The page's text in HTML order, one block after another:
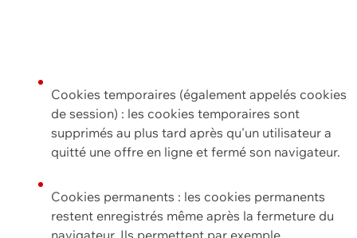
Cookies temporaires (également appelés cookies
de session) : les cookies temporaires sont
supprimés au plus tard après qu'un utilisateur a
quitté une offre en ligne et fermé son navigateur.
Cookies permanents : les cookies permanents
restent enregistrés même après la fermeture du